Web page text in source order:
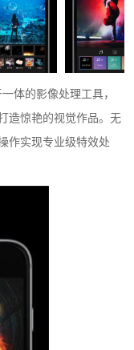
体的影像处理工具，
造惊艳的视觉作品。无
作实现专业级特效处